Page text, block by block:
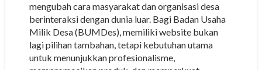
mengubah cara masyarakat dan organisasi desa
berinteraksi dengan dunia luar. Bagi Badan Usaha
Milik Desa (BUMDes), memiliki website bukan
lagi pilihan tambahan, tetapi kebutuhan utama
untuk menunjukkan profesionalisme,